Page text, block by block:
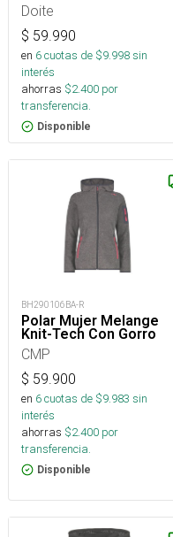
Doite
$ 59.990
en 6cuotas de $9.998sin
interés
ahorras $2.400 por
transferencia.
Disponible
BH290106BA-R
Polar Mujer Melange
Knit-Tech Con Gorro
CMP
$ 59.900
en 6cuotas de $9.983 sin
interés
ahorras $2.400 por
transferencia.
Disponible